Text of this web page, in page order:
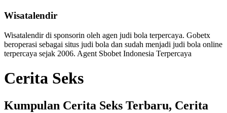
Wisatalendir
Wisatalendir di sponsorin oleh agen judi bola terpercaya. Gobetx
beroperasi sebagai situs judi bola dan sudah menjadi judi bola online
terpercaya sejak 2006. Agent Sbobet Indonesia Terpercaya
Cerita Seks
Kumpulan Cerita Seks Terbaru, Cerita